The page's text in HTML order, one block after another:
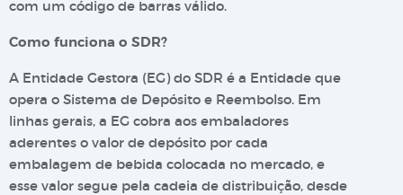
com um código de barras válido.
Como funciona o SDR?
A Entidade Gestora (EG) do SDR é a Entidade que
opera o Sistema de Depósito e Reembolso. Em
linhas gerais, a EG cobra aos embaladores
aderentes o valor de depósito por cada
embalagem de bebida colocada no mercado, e
esse valor segue pela cadeia de distribuição, desde